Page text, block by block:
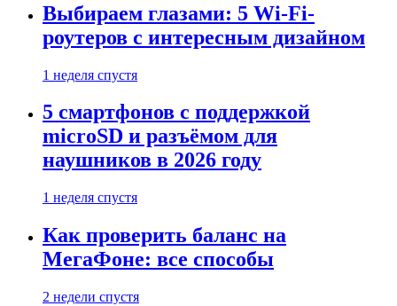
Выбираем глазами: 5 Wi-Fi-
роутеров с интересным дизайном
1 неделя спустя
5 смартфонов с поддержкой
microSD и разъёмом для
наушников в 2026 году
1 неделя спустя
Как проверить баланс на
МегаФоне: все способы
2 недели спустя